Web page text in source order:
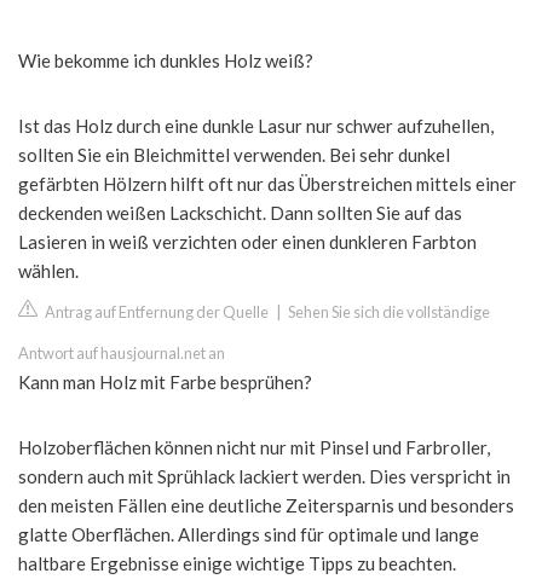
Wie bekomme ich dunkles Holz weiß?
Ist das Holz durch eine dunkle Lasur nur schwer aufzuhellen,
sollten Sie ein Bleichmittel verwenden. Bei sehr dunkel
gefärbten Hölzern hilft oft nur das Überstreichen mittels einer
deckenden weißen Lackschicht. Dann sollten Sie auf das
Lasieren in weiß verzichten oder einen dunkleren Farbton
wählen.
Antrag auf Entfernung der Quelle Sehen Sie sich die vollständige
Antwort auf hausjournal.net an
Kann man Holz mit Farbe besprühen?
Holzoberflächen können nicht nur mit Pinsel und Farbroller,
sondern auch mit Sprühlack lackiert werden. Dies verspricht in
den meisten Fällen eine deutliche Zeitersparnis und besonders
glatte Oberflächen. Allerdings sind für optimale und lange
haltbare Ergebnisse einige wichtige Tipps zu beachten.